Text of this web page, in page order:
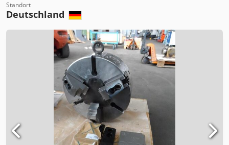
Standort
Deutschland